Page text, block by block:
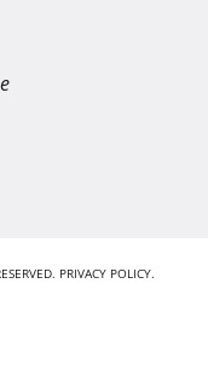
PRIVACY POLICY.